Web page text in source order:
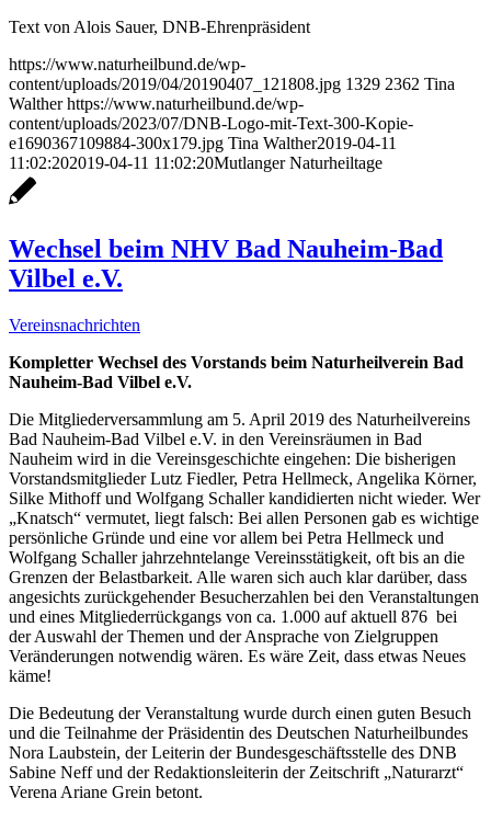
Text von Alois Sauer, DNB-Ehrenpräsident
https://www.naturheilbund.de/wp-
content/uploads/2019/04/20190407_121808.jpg 1329 2362 Tina
Walther https://www.naturheilbund.de/wp-
content/uploads/2023/07/DNB-Logo-mit-Text-300-Kopie-
e1690367109884-300x179.jpg Tina Walther2019-04-11
11:02:202019-04-11 11:02:20Mutlanger Naturheiltage
Wechsel beim NHV Bad Nauheim-Bad
Vilbel e.V.
Vereinsnachrichten
Kompletter Wechsel des Vorstands beim Naturheilverein Bad
Nauheim-Bad Vilbel e.V.
Die Mitgliederversammlung am 5. April 2019 des Naturheilvereins
Bad Nauheim-Bad Vilbel e.V. in den Vereinsräumen in Bad
Nauheim wird in die Vereinsgeschichte eingehen: Die bisherigen
Vorstandsmitglieder Lutz Fiedler, Petra Hellmeck, Angelika Körner,
Silke Mithoff und Wolfgang Schaller kandidierten nicht wieder. Wer
„Knatsch“ vermutet, liegt falsch: Bei allen Personen gab es wichtige
persönliche Gründe und eine vor allem bei Petra Hellmeck und
Wolfgang Schaller jahrzehntelange Vereinsstätigkeit, oft bis an die
Grenzen der Belastbarkeit. Alle waren sich auch klar darüber, dass
angesichts zurückgehender Besucherzahlen bei den Veranstaltungen
und eines Mitgliederrückgangs von ca. 1.000 auf aktuell 876 bei
der Auswahl der Themen und der Ansprache von Zielgruppen
Veränderungen notwendig wären. Es wäre Zeit, dass etwas Neues
käme!
Die Bedeutung der Veranstaltung wurde durch einen guten Besuch
und die Teilnahme der Präsidentin des Deutschen Naturheilbundes
Nora Laubstein, der Leiterin der Bundesgeschäftsstelle des DNB
Sabine Neff und der Redaktionsleiterin der Zeitschrift „Naturarzt“
Verena Ariane Grein betont.